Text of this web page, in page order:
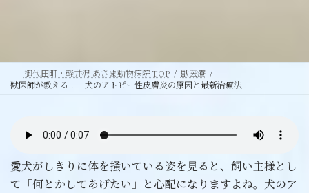
御代田町・軽井沢 あさま動物病院 TOP
獣医療
獣医師が教える！｜犬のアトピー性皮膚炎の原因と最新治療法
愛犬がしきりに体を掻いている姿を見ると、飼い主様とし
て「何とかしてあげたい」と心配になりますよね。犬のア